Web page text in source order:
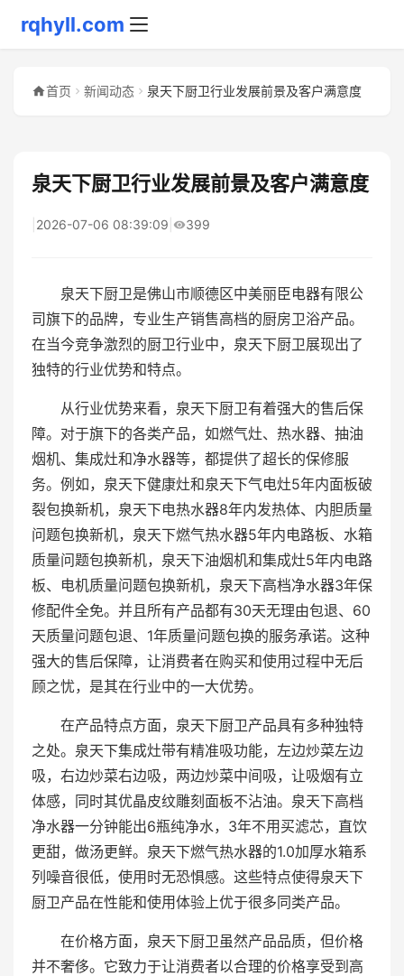
rqhyll.com
首页 新闻动态 泉天下厨卫行业发展前景及客户满意度
泉天下厨卫行业发展前景及客户满意度
2026-07-06 08:39:09 399
泉天下厨卫是佛山市顺德区中美丽臣电器有限公
司旗下的品牌，专业生产销售高档的厨房卫浴产品。
在当今竞争激烈的厨卫行业中，泉天下厨卫展现出了
独特的行业优势和特点。
从行业优势来看，泉天下厨卫有着强大的售后保
障。对于旗下的各类产品，如燃气灶、热水器、抽油
烟机、集成灶和净水器等，都提供了超长的保修服
务。例如，泉天下健康灶和泉天下气电灶5年内面板破
裂包换新机，泉天下电热水器8年内发热体、内胆质量
问题包换新机，泉天下燃气热水器5年内电路板、水箱
质量问题包换新机，泉天下油烟机和集成灶5年内电路
板、电机质量问题包换新机，泉天下高档净水器3年保
修配件全免。并且所有产品都有30天无理由包退、60
天质量问题包退、1年质量问题包换的服务承诺。这种
强大的售后保障，让消费者在购买和使用过程中无后
顾之忧，是其在行业中的一大优势。
在产品特点方面，泉天下厨卫产品具有多种独特
之处。泉天下集成灶带有精准吸功能，左边炒菜左边
吸，右边炒菜右边吸，两边炒菜中间吸，让吸烟有立
体感，同时其优晶皮纹雕刻面板不沾油。泉天下高档
净水器一分钟能出6瓶纯净水，3年不用买滤芯，直饮
更甜，做汤更鲜。泉天下燃气热水器的1.0加厚水箱系
列噪音很低，使用时无恐惧感。这些特点使得泉天下
厨卫产品在性能和使用体验上优于很多同类产品。
在价格方面，泉天下厨卫虽然产品品质，但价格
并不奢侈。它致力于让消费者以合理的价格享受到高